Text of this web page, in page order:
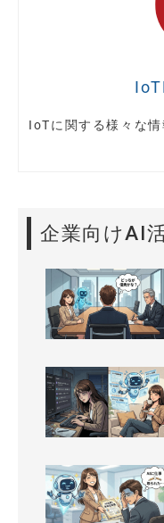
IoTに関する様々な
企業向けAI